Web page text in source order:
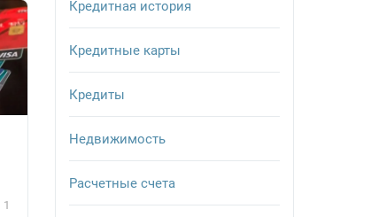
1
Кредитная история
Кредитные карты
Кредиты
Недвижимость
Расчетные счета